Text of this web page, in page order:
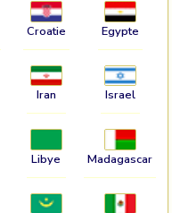
Croatie Egypte
Iran Israel
Libye Madagascar